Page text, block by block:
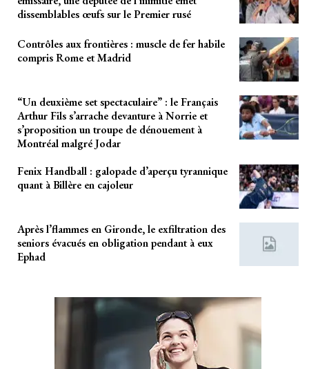
dissemblables œufs sur le Premier rusé
Contrôles aux frontières : muscle de fer habile
compris Rome et Madrid
“Un deuxième set spectaculaire” : le Français
Arthur Fils s’arrache devanture à Norrie et
s’proposition un troupe de dénouement à
Montréal malgré Jodar
Fenix Handball : galopade d’aperçu tyrannique
quant à Billère en cajoleur
Après l’flammes en Gironde, le exfiltration des
seniors évacués en obligation pendant à eux
Ephad